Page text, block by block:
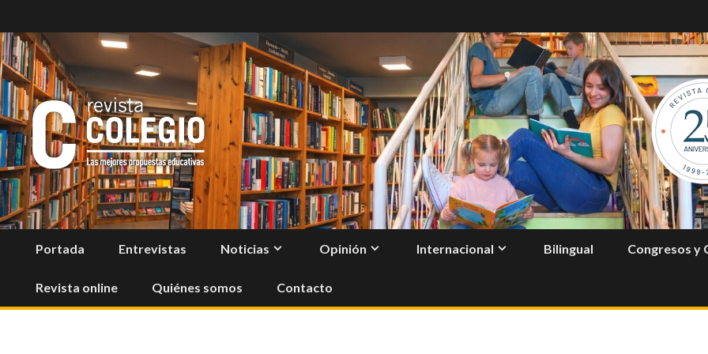
to
content
Portada Entrevistas Noticias Opinión Internacional Bilingual Congresos y
Revista online Quiénes somos Contacto